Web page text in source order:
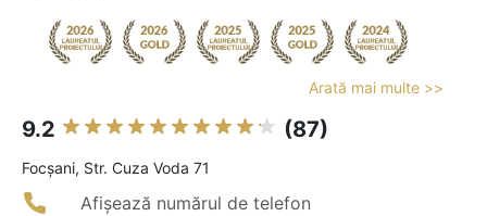
Arată mai multe >>
9.2 (87)
Focşani, Str. Cuza Voda 71
Afișează numărul de telefon